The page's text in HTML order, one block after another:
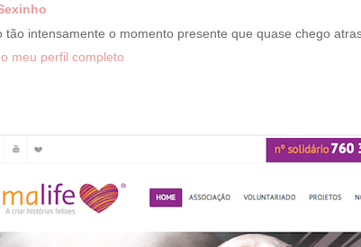
tão intensamente o momento presente que quase chego
meu perfil completo